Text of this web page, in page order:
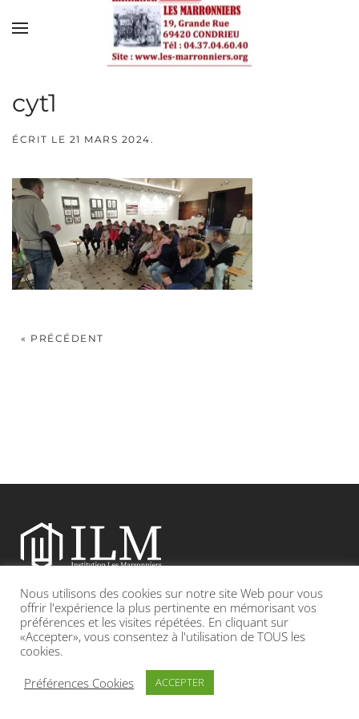
Skip to main content
cyt1
ÉCRIT LE 21 MARS 2024.
« PRÉCÉDENT
Etablissement catholique sous contrat d’association avec l’Etat
Adresse : 19, Grande rue 69420 CONDRIEU
INFOS LÉGALES POLITIQUE DE CONFIDENTIALITÉ
Nous utilisons des cookies sur notre site Web pour vous
offrir l'expérience la plus pertinente en mémorisant vos
préférences et les visites répétées. En cliquant sur
«Accepter», vous consentez à l'utilisation de TOUS les
cookies.
Préférences Cookies
ACCEPTER